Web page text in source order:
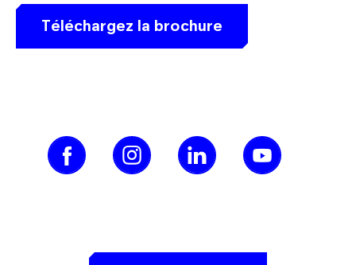
Téléchargez la brochure